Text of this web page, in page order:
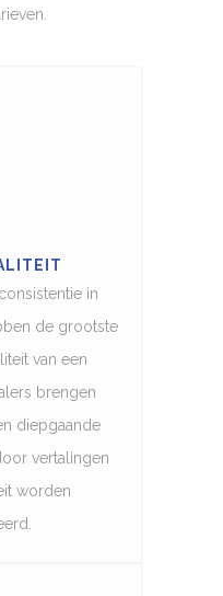
in
de grootste
van een
brengen
diepgaande
vertalingen
worden